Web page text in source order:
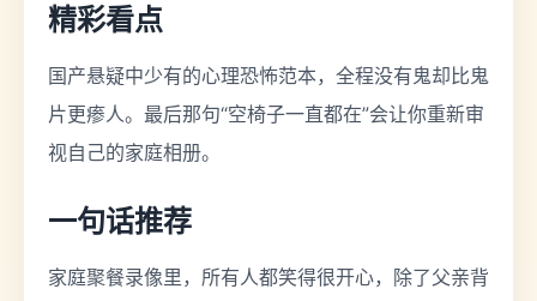
精彩看点
国产悬疑中少有的心理恐怖范本，全程没有鬼却比鬼
片更瘆人。最后那句“空椅子一直都在”会让你重新审
视自己的家庭相册。
一句话推荐
家庭聚餐录像里，所有人都笑得很开心，除了父亲背